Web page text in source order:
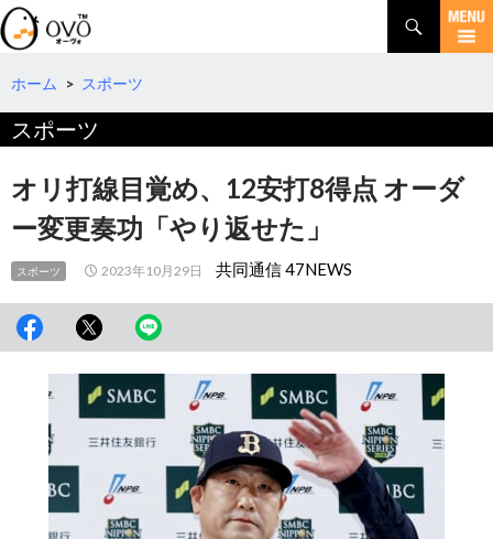
検
索
コ
テ
へ
動
ホーム > スポーツ
スポーツ
オリ打線目覚め、12安打8得点 オーダ
ー変更奏功「やり返せた」
スポーツ 2023年10月29日 共同通信 47NEWS